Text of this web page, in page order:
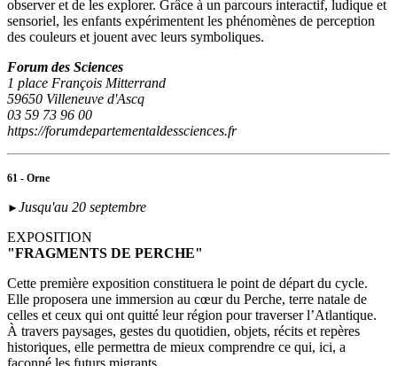
observer et de les explorer. Grâce à un parcours interactif, ludique et
sensoriel, les enfants expérimentent les phénomènes de perception
des couleurs et jouent avec leurs symboliques.
Forum des Sciences
1 place François Mitterrand
59650 Villeneuve d'Ascq
03 59 73 96 00
https://forumdepartementaldessciences.fr
61 - Orne
► Jusqu'au 20 septembre
EXPOSITION
"FRAGMENTS DE PERCHE"
Cette première exposition constituera le point de départ du cycle.
Elle proposera une immersion au cœur du Perche, terre natale de
celles et ceux qui ont quitté leur région pour traverser l’Atlantique.
À travers paysages, gestes du quotidien, objets, récits et repères
historiques, elle permettra de mieux comprendre ce qui, ici, a